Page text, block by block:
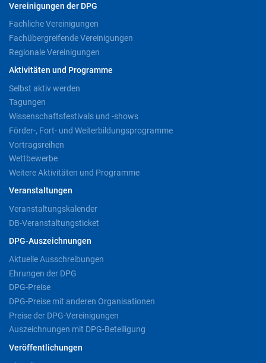
Vereinigungen der DPG
Fachliche Vereinigungen
Fachübergreifende Vereinigungen
Regionale Vereinigungen
Aktivitäten und Programme
Selbst aktiv werden
Tagungen
Wissenschaftsfestivals und -shows
Förder-, Fort- und Weiterbildungsprogramme
Vortragsreihen
Wettbewerbe
Weitere Aktivitäten und Programme
Veranstaltungen
Veranstaltungskalender
DB-Veranstaltungsticket
DPG-Auszeichnungen
Aktuelle Ausschreibungen
Ehrungen der DPG
DPG-Preise
DPG-Preise mit anderen Organisationen
Preise der DPG-Vereinigungen
Auszeichnungen mit DPG-Beteiligung
Veröffentlichungen